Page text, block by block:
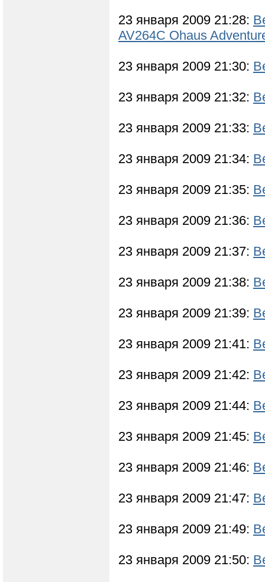
23 января 2009 21:28:
AV264C Ohaus
23 января 2009 21:30:
23 января 2009 21:32:
23 января 2009 21:33:
23 января 2009 21:34:
23 января 2009 21:35:
23 января 2009 21:36:
23 января 2009 21:37:
23 января 2009 21:38:
23 января 2009 21:39:
23 января 2009 21:41:
23 января 2009 21:42:
23 января 2009 21:44:
23 января 2009 21:45:
23 января 2009 21:46:
23 января 2009 21:47:
23 января 2009 21:49:
23 января 2009 21:50: